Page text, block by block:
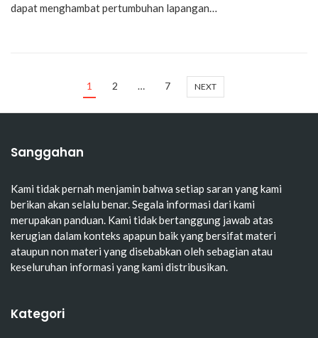
dapat menghambat pertumbuhan lapangan…
1 2 … 7 NEXT
Sanggahan
Kami tidak pernah menjamin bahwa setiap saran yang kami
berikan akan selalu benar. Segala informasi dari kami
merupakan panduan. Kami tidak bertanggung jawab atas
kerugian dalam konteks apapun baik yang bersifat materi
ataupun non materi yang disebabkan oleh sebagian atau
keseluruhan informasi yang kami distribusikan.
Kategori